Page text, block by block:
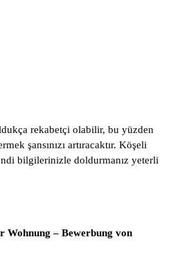
rekabetçi olabilir, bu yüzden
şansınızı artıracaktır. Köşeli
bilgilerinizle doldurmanız yeterli
Wohnung – Bewerbung von